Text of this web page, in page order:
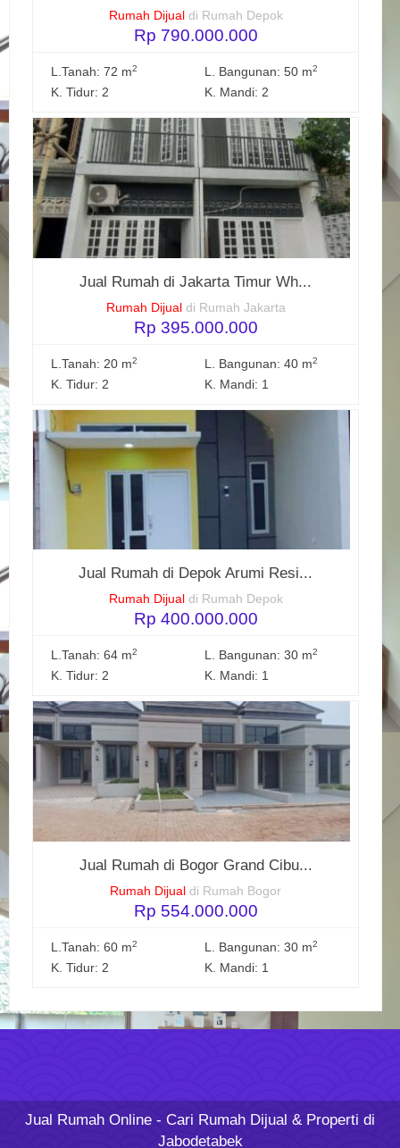
Rumah Dijual di Rumah Depok
Rp 790.000.000
L.Tanah: 72 m2 L. Bangunan: 50 m2
K. Tidur: 2 K. Mandi: 2
Jual Rumah di Jakarta Timur Wh...
Rumah Dijual di Rumah Jakarta
Rp 395.000.000
L.Tanah: 20 m2 L. Bangunan: 40 m2
K. Tidur: 2 K. Mandi: 1
Jual Rumah di Depok Arumi Resi...
Rumah Dijual di Rumah Depok
Rp 400.000.000
L.Tanah: 64 m2 L. Bangunan: 30 m2
K. Tidur: 2 K. Mandi: 1
Jual Rumah di Bogor Grand Cibu...
Rumah Dijual di Rumah Bogor
Rp 554.000.000
L.Tanah: 60 m2 L. Bangunan: 30 m2
K. Tidur: 2 K. Mandi: 1
Jual Rumah Online - Cari Rumah Dijual & Properti di
Jabodetabek